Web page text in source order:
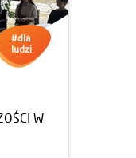
W